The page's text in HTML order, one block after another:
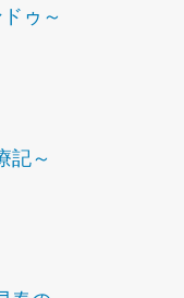
ゥ～
記～